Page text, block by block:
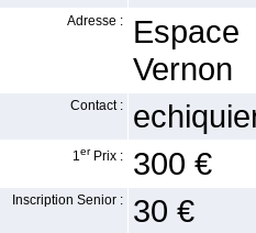
Adresse :
Vernon
Contact :
1er Prix : 300 €
Inscription Senior : 30 €